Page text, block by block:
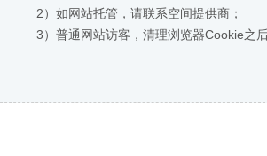
2）如网站托管，请联系空间提供商；
3）普通网站访客，清理浏览器Cookie之